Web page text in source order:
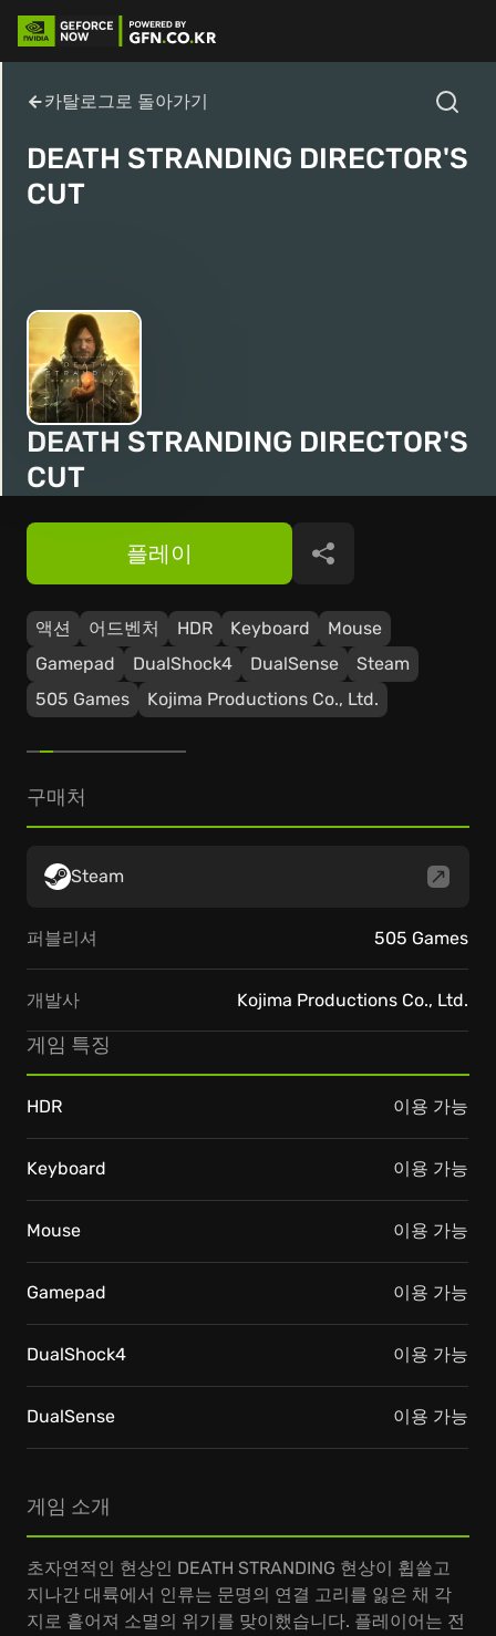
카탈로그로 돌아가기
DEATH STRANDING DIRECTOR'S
CUT
DEATH STRANDING DIRECTOR'S
CUT
액션 어드벤처 HDR Keyboard
Mouse
Gamepad
DualShock4 DualSense
Steam
505 Games
Kojima Productions Co., Ltd.
플레이 공유
게임 소개
초자연적인 현상인 DEATH STRANDING 현상이 휩쓸고
지나간 대륙에서 인류는 문명의 연결 고리를 잃은 채 각
지로 흩어져 소멸의 위기를 맞이했습니다. 플레이어는 전
구매처
Steam
퍼블리셔 505 Games
개발사 Kojima Productions Co., Ltd.
게임 특징
HDR 이용 가능
Keyboard 이용 가능
Mouse 이용 가능
Gamepad 이용 가능
DualShock4 이용 가능
DualSense 이용 가능